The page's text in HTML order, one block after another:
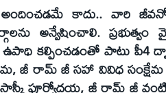
అందించడమే కాదు.. వారి
అన్వేషించాలి. ప్రభుత్వం
ఉపాధి కల్పించడంతో పాటు
జీ రామ్ జీ సహా వివిధ
సాస్కీ పూర్వోదయ, జీ రామ్ జీ